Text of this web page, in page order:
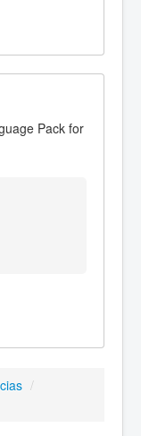
Pack for
/